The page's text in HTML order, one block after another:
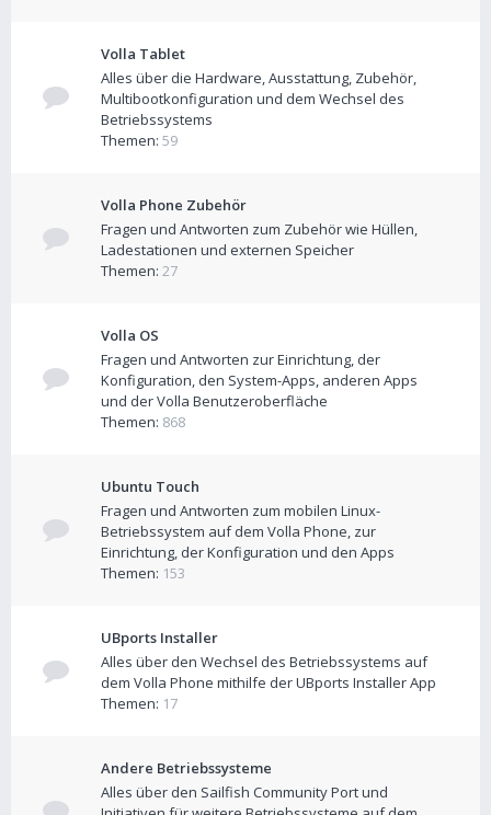
Volla Tablet
Alles über die Hardware, Ausstattung, Zubehör,
Multibootkonfiguration und dem Wechsel des
Betriebssystems
Themen: 59
Volla Phone Zubehör
Fragen und Antworten zum Zubehör wie Hüllen,
Ladestationen und externen Speicher
Themen: 27
Volla OS
Fragen und Antworten zur Einrichtung, der
Konfiguration, den System-Apps, anderen Apps
und der Volla Benutzeroberfläche
Themen: 868
Ubuntu Touch
Fragen und Antworten zum mobilen Linux-
Betriebssystem auf dem Volla Phone, zur
Einrichtung, der Konfiguration und den Apps
Themen: 153
UBports Installer
Alles über den Wechsel des Betriebssystems auf
dem Volla Phone mithilfe der UBports Installer App
Themen: 17
Andere Betriebssysteme
Alles über den Sailfish Community Port und